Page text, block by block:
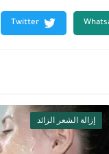
إزالة الشعر الزائد